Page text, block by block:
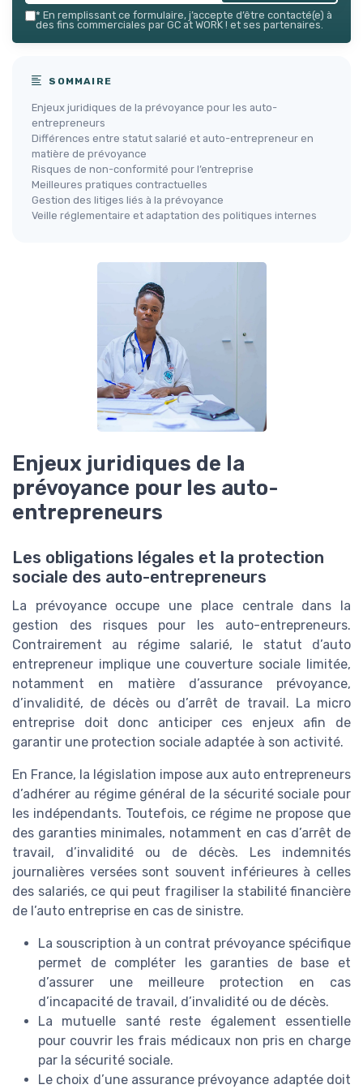
* En remplissant ce formulaire, j’accepte d’être contacté(e) à
des fins commerciales par GC at WORK ! et ses partenaires.
SOMMAIRE
Enjeux juridiques de la prévoyance pour les auto-
entrepreneurs
Différences entre statut salarié et auto-entrepreneur en
matière de prévoyance
Risques de non-conformité pour l’entreprise
Meilleures pratiques contractuelles
Gestion des litiges liés à la prévoyance
Veille réglementaire et adaptation des politiques internes
Enjeux juridiques de la
prévoyance pour les auto-
entrepreneurs
Les obligations légales et la protection
sociale des auto-entrepreneurs
La prévoyance occupe une place centrale dans la
gestion des risques pour les auto-entrepreneurs.
Contrairement au régime salarié, le statut d’auto
entrepreneur implique une couverture sociale limitée,
notamment en matière d’assurance prévoyance,
d’invalidité, de décès ou d’arrêt de travail. La micro
entreprise doit donc anticiper ces enjeux afin de
garantir une protection sociale adaptée à son activité.
En France, la législation impose aux auto entrepreneurs
d’adhérer au régime général de la sécurité sociale pour
les indépendants. Toutefois, ce régime ne propose que
des garanties minimales, notamment en cas d’arrêt de
travail, d’invalidité ou de décès. Les indemnités
journalières versées sont souvent inférieures à celles
des salariés, ce qui peut fragiliser la stabilité financière
de l’auto entreprise en cas de sinistre.
La souscription à un contrat prévoyance spécifique
permet de compléter les garanties de base et
d’assurer une meilleure protection en cas
d’incapacité de travail, d’invalidité ou de décès.
La mutuelle santé reste également essentielle
pour couvrir les frais médicaux non pris en charge
par la sécurité sociale.
Le choix d’une assurance prévoyance adaptée doit